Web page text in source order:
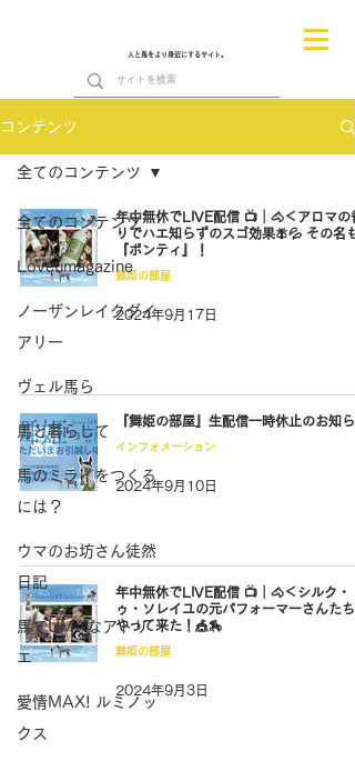
人と馬をより身近にするサイト。
コンテンツ
全てのコンテンツ
Loveumagazine
ノーザンレイクダイ
アリー
ヴェル馬ら
馬と暮らして
馬のミライをつくる
には？
ウマのお坊さん徒然
日記
馬でUMAなアトリ
エ
愛情MAX! ルミノッ
クス
全てのコンテンツ
年中無休でLIVE配信 📺｜🐴＜アロマの
りでハエ知らずのスゴ効果🪰💦 その名も
『ボンティ』！
舞姫の部屋
2024年9月17日
『舞姫の部屋』生配信一時休止のお知ら
インフォメーション
2024年9月10日
年中無休でLIVE配信 📺｜🐴＜シルク・
ゥ・ソレイユの元パフォーマーさんたち
やって来た！🎪🏇
舞姫の部屋
2024年9月3日